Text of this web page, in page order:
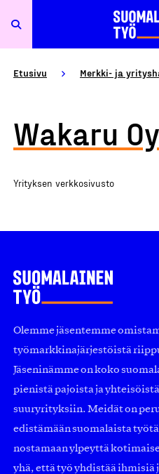
Etusivu Merkki- ja
Wakaru Oy
Yrityksen verkkosivusto
Olemme jäsentemme
työmarkkinajärjestöistä
Jäseninämme on koko
pienistä pajoista ja
suuryrityksiin. Meidät on
edistämään suomalaista
nostamaan ylpeyttä
yhä, että työ yhdistää ihmisiä